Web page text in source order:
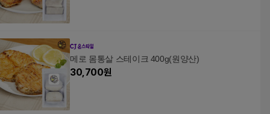
메로 몸통살 스테이크 400g(원양산)
30,700원